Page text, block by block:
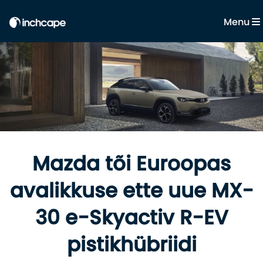
Menu
Mazda tõi Euroopas
avalikkuse ette uue MX-
30 e-Skyactiv R-EV
pistikhübriidi